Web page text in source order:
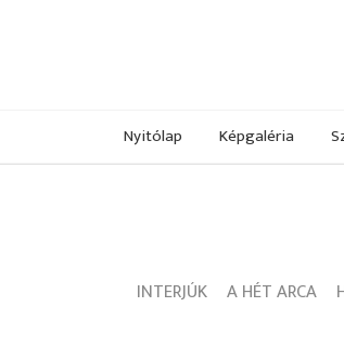
Nyitólap Képgaléria
INTERJÚK A HÉT ARCA